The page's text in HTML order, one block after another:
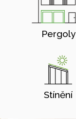
Pergoly
Stínění